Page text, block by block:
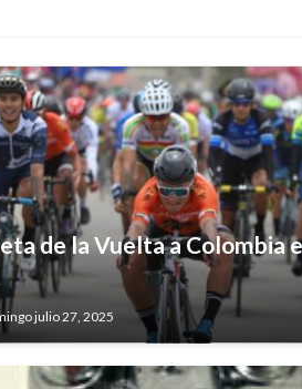
de la Vuelta a Colombia
julio 27, 2025